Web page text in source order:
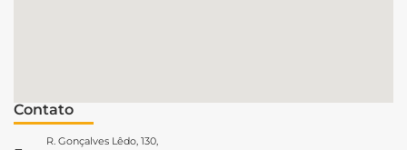
Contato
R. Gonçalves Lêdo, 130,